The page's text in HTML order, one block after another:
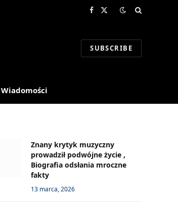
Facebook
X
SUBSCRIBE
Znany krytyk muzyczny
prowadził podwójne życie ,
Biografia odsłania mroczne
fakty
13 marca, 2026